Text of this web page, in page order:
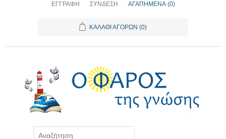
ΕΓΓΡΑΦΉ ΣΎΝΔΕΣΗ ΑΓΑΠΗΜΈΝΑ (0)
ΚΑΛΆΘΙ ΑΓΟΡΏΝ (0)